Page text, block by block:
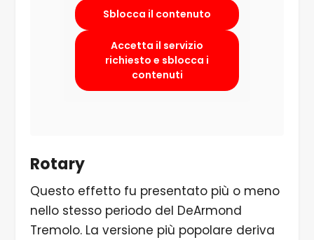
Sblocca il contenuto
Accetta il servizio
richiesto e sblocca i
contenuti
Rotary
Questo effetto fu presentato più o meno
nello stesso periodo del DeArmond
Tremolo. La versione più popolare deriva